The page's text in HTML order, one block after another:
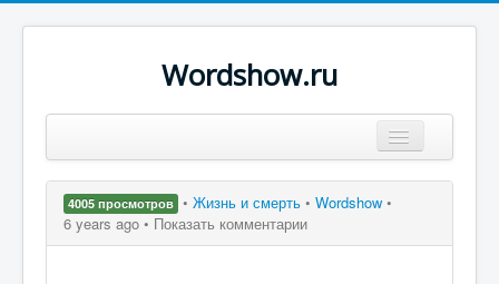
Wordshow.ru
Популярные цитаты
4005 просмотров • Жизнь и смерть • Wordshow •
6 years ago • Показать комментарии